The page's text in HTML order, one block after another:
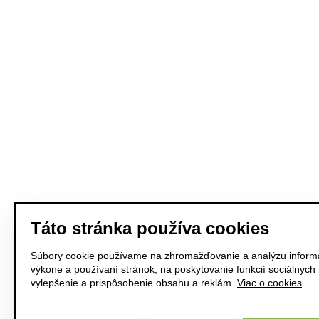
Táto stránka používa cookies
Súbory cookie používame na zhromažďovanie a analýzu
výkone a používaní stránok, na poskytovanie funkcií sociálnych
vylepšenie a prispôsobenie obsahu a reklám. Viac o cookies